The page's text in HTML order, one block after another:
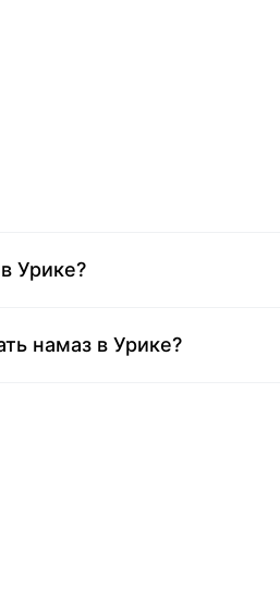
Урике?
намаз в Урике?